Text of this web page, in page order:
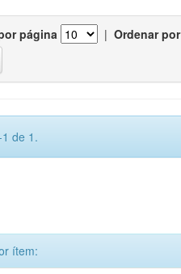
página | Ordenar por
de 1.
ítem: